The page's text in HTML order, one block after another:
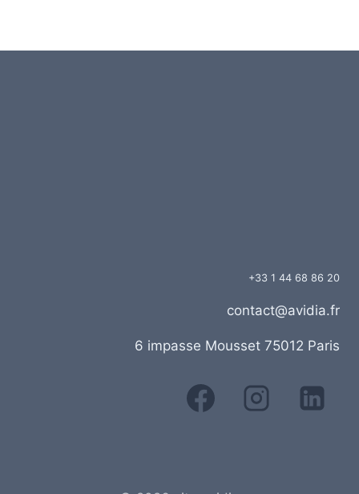
+33 1 44 68 86 20
contact@avidia.fr
6 impasse Mousset 75012 Paris